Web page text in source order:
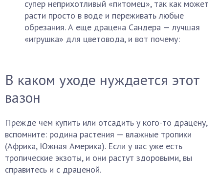
супер неприхотливый «питомец», так как может
расти просто в воде и переживать любые
обрезания. А еще драцена Сандера — лучшая
«игрушка» для цветовода, и вот почему:
В каком уходе нуждается этот
вазон
Прежде чем купить или отсадить у кого-то драцену,
вспомните: родина растения — влажные тропики
(Африка, Южная Америка). Если у вас уже есть
тропические экзоты, и они растут здоровыми, вы
справитесь и с драценой.